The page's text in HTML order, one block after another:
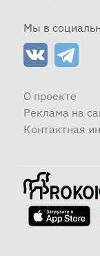
Мы в
О проекте
Реклама на
Контактная